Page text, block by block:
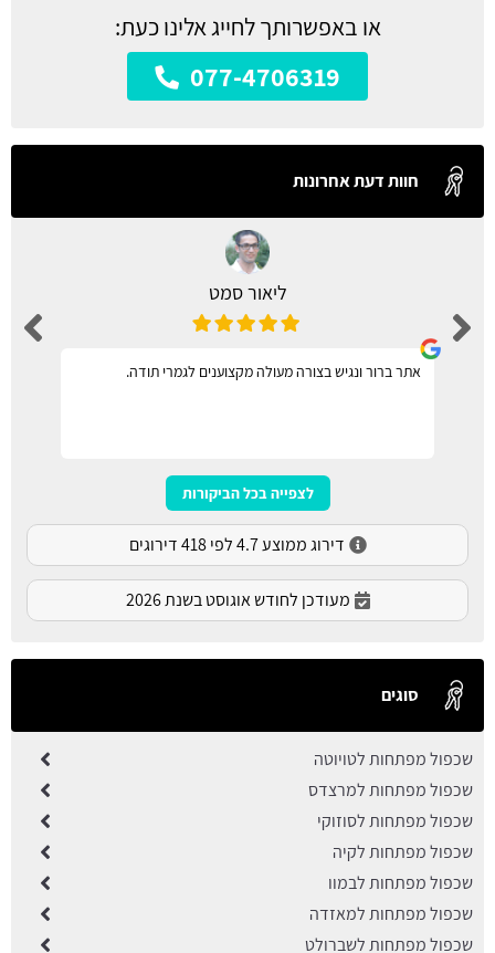
או באפשרותך לחייג אלינו כעת:
077-4706319
חוות דעת אחרונות
ליאור סמט
אתר ברור ונגיש בצורה מעולה מקצוענים לגמרי תודה.
לצפייה בכל הביקורות
דירוג ממוצע 4.7 לפי 418 דירוגים
מעודכן לחודש אוגוסט בשנת 2026
סוגים
שכפול מפתחות לטויוטה
שכפול מפתחות למרצדס
שכפול מפתחות לסוזוקי
שכפול מפתחות לקיה
שכפול מפתחות לבמוו
שכפול מפתחות למאזדה
שכפול מפתחות לשברולט